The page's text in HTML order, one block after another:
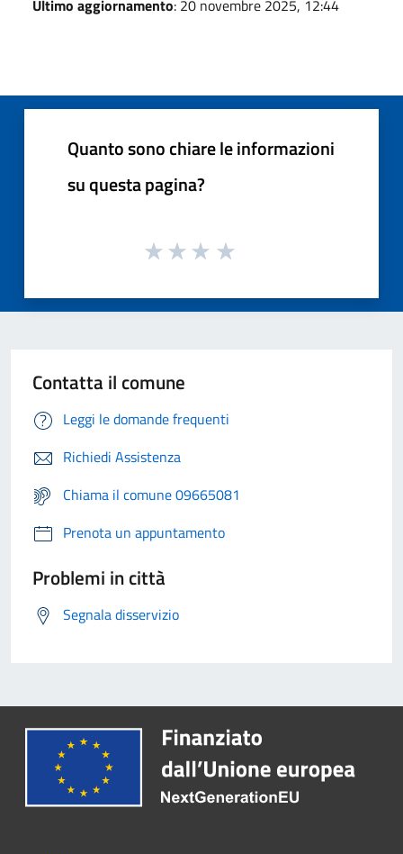
Ultimo aggiornamento: 20 novembre 2025, 12:44
Quanto sono chiare le informazioni
su questa pagina?
Contatta il comune
Leggi le domande frequenti
Richiedi Assistenza
Chiama il comune 09665081
Prenota un appuntamento
Problemi in città
Segnala disservizio